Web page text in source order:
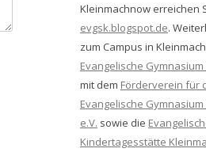
Kleinmachnow erreichen
evgsk.blogspot.de.
zum Campus in
Evangelische
mit dem Förderverein für
Evangelische
e.V. sowie die
Kindertagesstätte